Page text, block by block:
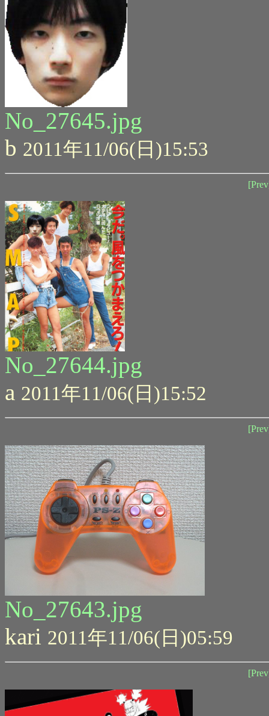
No_27645.jpg
b 2011年11/06(日)15:53
No_27644.jpg
a 2011年11/06(日)15:52
No_27643.jpg
kari 2011年11/06(日)05:59